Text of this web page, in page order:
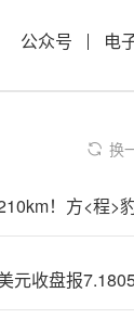
公众号 电
换
元收盘报